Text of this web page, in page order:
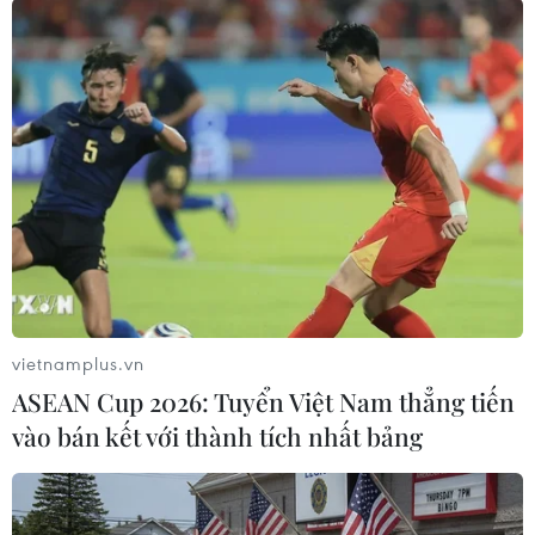
độ C, riêng Lai Châu-Điện Biên 26-28 độ C.
Phía Đông Bắc Bộ nhiều mây, có mưa, mưa rào.
Gió Đông Bắc cấp 3, vùng ven biển cấp 4-5. Trời
lạnh. Nhiệt độ thấp nhất từ 18-21 độ C, vùng núi
có nơi dưới 17 độ C. Nhiệt độ cao nhất từ 22-25
độ C; riêng các tỉnh đồng bằng 20-23 độ C.
Thủ đô Hà Nội nhiều mây, có mưa, mưa rào. Gió
Đông Bắc cấp 3. Trời lạnh. Nhiệt độ thấp nhất từ
Các tỉnh từ Thanh Hóa đến Thừa Thiên-Huế
nhiều mây, có mưa, mưa vừa, có nơi mưa to và
dông; riêng các tỉnh từ Nghệ An đến Quảng
Bình có mưa to đến rất to. Gió Bắc đến Tây Bắc
vietnamplus.vn
ASEAN Cup 2026: Tuyển Việt Nam thẳng tiến
vào bán kết với thành tích nhất bảng